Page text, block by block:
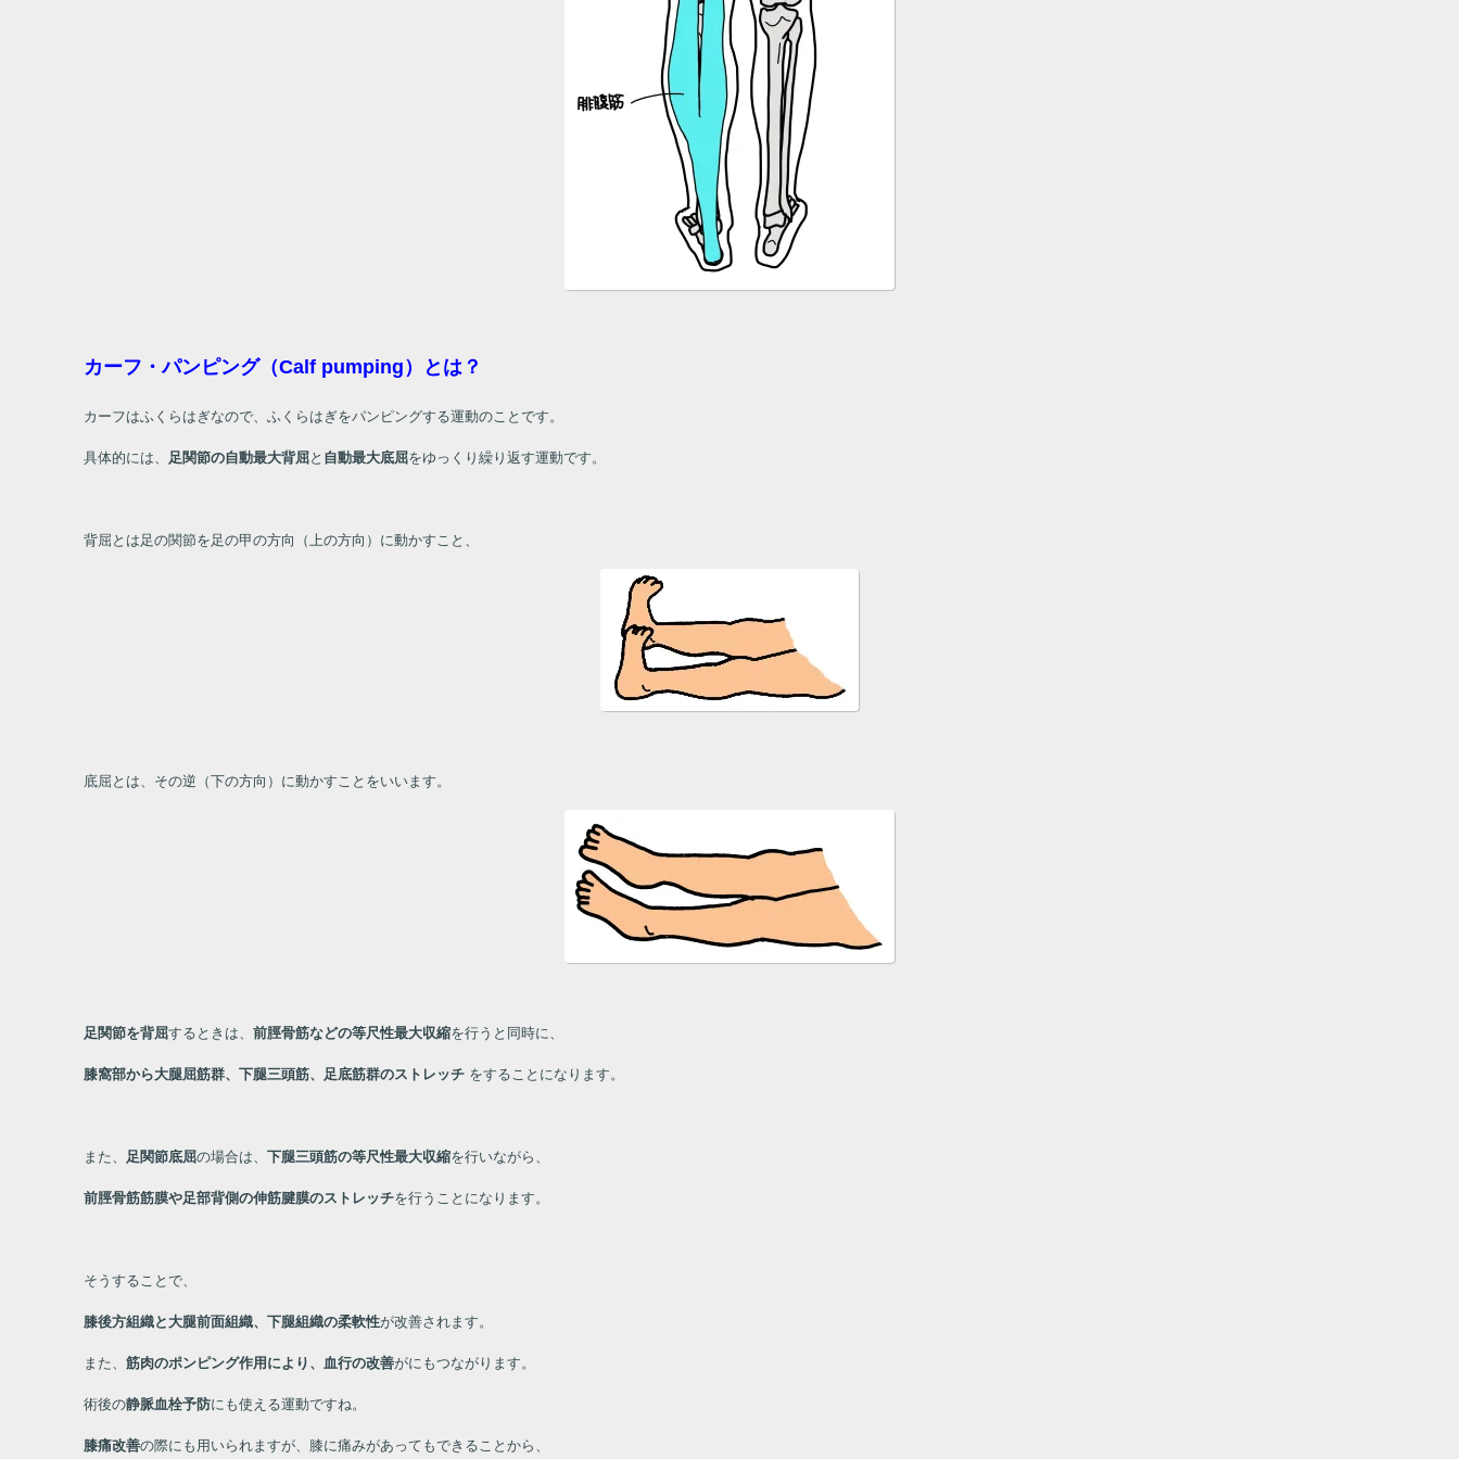
カーフ・パンピング（Calf pumping）とは？
カーフはふくらはぎなので、ふくらはぎをパンピングする運動のことです。
具体的には、 足関節の自動最大背屈と 自動最大底屈をゆっくり繰り返す運動です。
背屈とは足の関節を足の甲の方向（上の方向）に動かすこと、
底屈とは、その逆（下の方向）に動かすことをいいます。
足関節を背屈するときは、 前脛骨筋などの等尺性最大収縮を行うと同時に、
膝窩部から大腿屈筋群、下腿三頭筋、足底筋群のストレッチ をすることになります。
また、 足関節底屈の場合は、 下腿三頭筋の等尺性最大収縮を行いながら、
前脛骨筋筋膜や足部背側の伸筋腱膜のストレッチを行うことになります。
そうすることで、
膝後方組織と大腿前面組織、下腿組織の柔軟性が改善されます。
また、 筋肉のポンピング作用により、血行の改善がにもつながります。
術後の静脈血栓予防にも使える運動ですね。
膝痛改善の際にも用いられますが、膝に痛みがあってもできることから、